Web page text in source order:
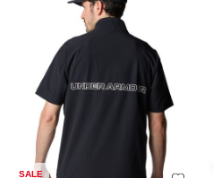
SALE